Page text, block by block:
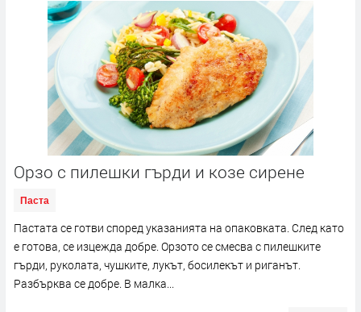
Орзо с пилешки гърди и козе сирене
Паста
Пастата се готви според указанията на опаковката. След като
е готова, се изцежда добре. Орзото се смесва с пилешките
гърди, руколата, чушките, лукът, босилекът и риганът.
Разбърква се добре. В малка...